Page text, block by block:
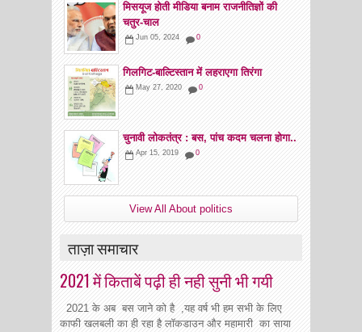
मिसयूज होती मीडिया बनाम राजनीतिज्ञों की
चतुर-चाल
Jun 05, 2024 0
गिलगिट-बाल्टिस्तान में लहराएगा तिरंगा
May 27, 2020 0
चुनावी लोकतंत्र : बस, पांच कदम चलना होगा..
Apr 15, 2019 0
View All About politics
ताज़ा समाचार
2021 में किताबें पढ़ी ही नही सुनी भी गयी
2021 के अब बस जाने को है ,यह वर्ष भी हम सभी के लिए
काफी खलबली का ही रहा है लॉकडाउन और महामारी का साया